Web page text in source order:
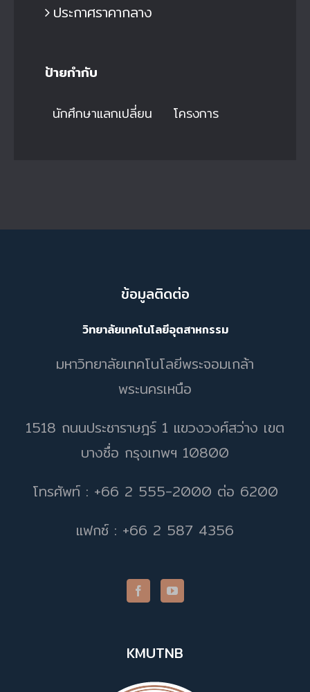
ประกาศราคากลาง
ป้ายกำกับ
นักศึกษาแลกเปลี่ยน โครงการ
ข้อมูลติดต่อ
วิทยาลัยเทคโนโลยีอุตสาหกรรม
มหาวิทยาลัยเทคโนโลยีพระจอมเกล้า
พระนครเหนือ
1518 ถนนประชาราษฎร์ 1 แขวงวงศ์สว่าง เขต
บางซื่อ กรุงเทพฯ 10800
โทรศัพท์ : +66 2 555-2000 ต่อ 6200
แฟกซ์ : +66 2 587 4356
KMUTNB